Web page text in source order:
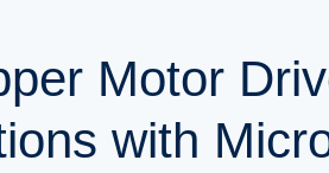
Motor
with